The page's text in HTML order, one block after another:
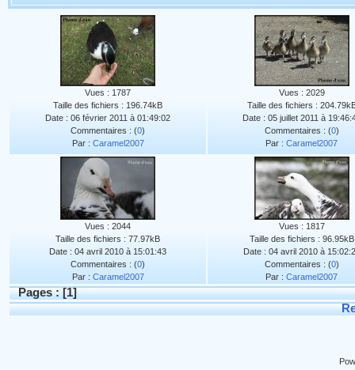
Vues : 1787
Taille des fichiers : 196.74kB
Date : 06 février 2011 à 01:49:02
Commentaires : (0)
Par : Caramel2007
Vues : 2029
Taille des fichiers :
Date : 05 juillet 2011 à
Commentaires : (0)
Par : Caramel2007
Vues : 2044
Taille des fichiers : 77.97kB
Date : 04 avril 2010 à 15:01:43
Commentaires : (0)
Par : Caramel2007
Vues : 1817
Taille des fichiers : 96.95kB
Date : 04 avril 2010 à
Commentaires : (0)
Par : Caramel2007
Pages : [1]